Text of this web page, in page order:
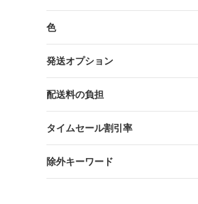
色
発送オプション
配送料の負担
タイムセール割引率
除外キーワード